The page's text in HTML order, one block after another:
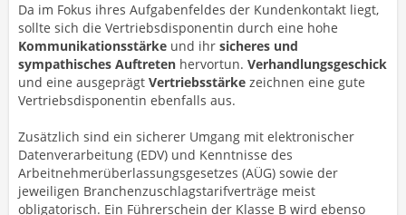
Da im Fokus ihres Aufgabenfeldes der Kundenkontakt liegt,
sollte sich die Vertriebsdisponentin durch eine hohe
Kommunikationsstärke und ihr sicheres und
sympathisches Auftreten hervortun. Verhandlungsgeschick
und eine ausgeprägt Vertriebsstärke zeichnen eine gute
Vertriebsdisponentin ebenfalls aus.
Zusätzlich sind ein sicherer Umgang mit elektronischer
Datenverarbeitung (EDV) und Kenntnisse des
Arbeitnehmerüberlassungsgesetzes (AÜG) sowie der
jeweiligen Branchenzuschlagstarifverträge meist
obligatorisch. Ein Führerschein der Klasse B wird ebenso